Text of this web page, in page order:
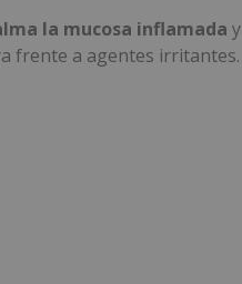
la mucosa inflamada y
frente a agentes irritantes.